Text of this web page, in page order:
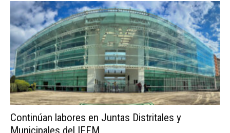
Continúan labores en Juntas Distritales y
Municipales del IEEM